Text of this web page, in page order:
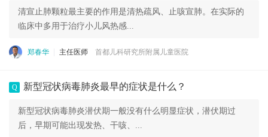
清宣止肺颗粒最主要的作用是清热疏风、止咳宣肺。在实际的
临床中多用于治疗小儿风热感...
郑春华 主任医师 首都儿科研究所附属儿童医院
Q 新型冠状病毒肺炎最早的症状是什么？
新型冠状病毒肺炎潜伏期一般没有什么明显症状，潜伏期过
后，早期可能出现发热、干咳、...